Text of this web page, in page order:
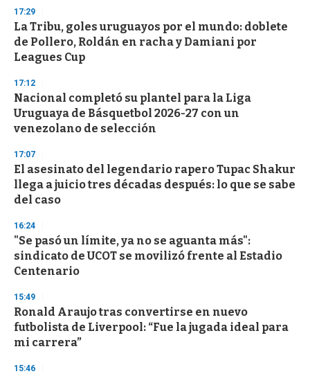
3
s
e
c
o
d
s
17:29
La Tribu, goles uruguayos por el mundo: doblete
de Pollero, Roldán en racha y Damiani por
Leagues Cup
17:12
Nacional completó su plantel para la Liga
Uruguaya de Básquetbol 2026-27 con un
venezolano de selección
17:07
El asesinato del legendario rapero Tupac Shakur
llega a juicio tres décadas después: lo que se sabe
del caso
16:24
"Se pasó un límite, ya no se aguanta más":
sindicato de UCOT se movilizó frente al Estadio
Centenario
15:49
Ronald Araujo tras convertirse en nuevo
futbolista de Liverpool: “Fue la jugada ideal para
mi carrera”
15:46